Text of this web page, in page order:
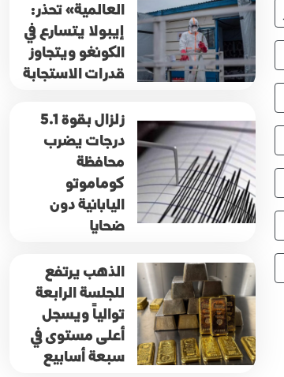
العالمية» تحذر:
إيبولا يتسارع في
الكونغو ويتجاوز
قدرات الاستجابة
زلزال بقوة 5.1
درجات يضرب
محافظة
كوماموتو
اليابانية دون
ضحايا
الذهب يرتفع
للجلسة الرابعة
توالياً ويسجل
أعلى مستوى في
سبعة أسابيع